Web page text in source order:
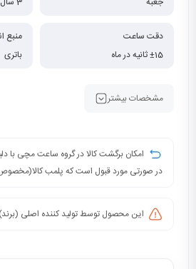
دقت ساعت
±15 ثانیه در ماه
منبع
باتری
مشخصات بیشتر
امکان برگشت کالا در گروه ساعت مچی با
در صورتی مورد قبول است که پلمب
این محصول توسط تولید کننده اصلی